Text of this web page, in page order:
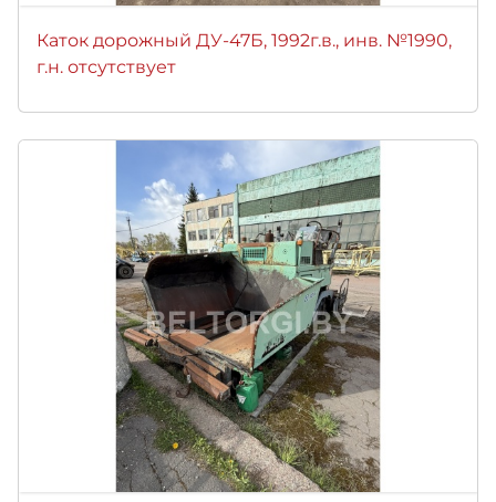
Каток дорожный ДУ-47Б, 1992г.в., инв. №1990,
г.н. отсутствует